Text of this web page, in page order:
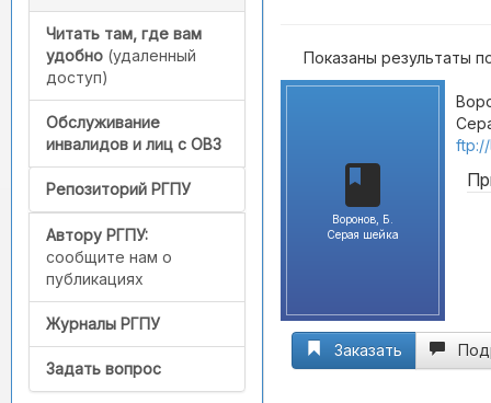
Читать там, где вам
удобно (удаленный
доступ)
Обслуживание
инвалидов и лиц с ОВЗ
Репозиторий РГПУ
Автору РГПУ:
сообщите нам о
публикациях
Журналы РГПУ
Задать вопрос
Показаны результаты
Воронов, Б.
Серая шейка
Заказать